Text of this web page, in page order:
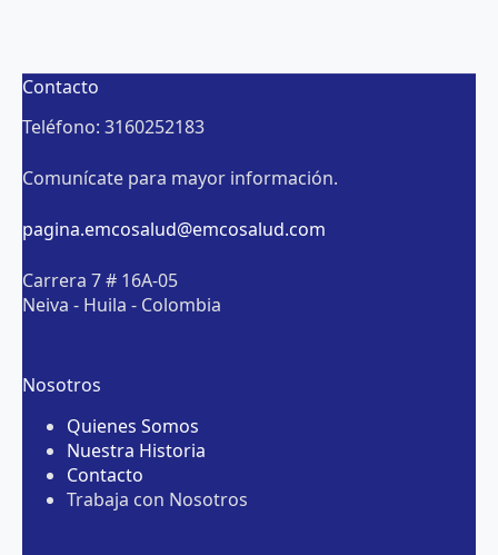
Contacto
Teléfono: 3160252183
Comunícate para mayor información.
pagina.emcosalud@emcosalud.com
Carrera 7 # 16A-05
Neiva - Huila - Colombia
Nosotros
Quienes Somos
Nuestra Historia
Contacto
Trabaja con Nosotros